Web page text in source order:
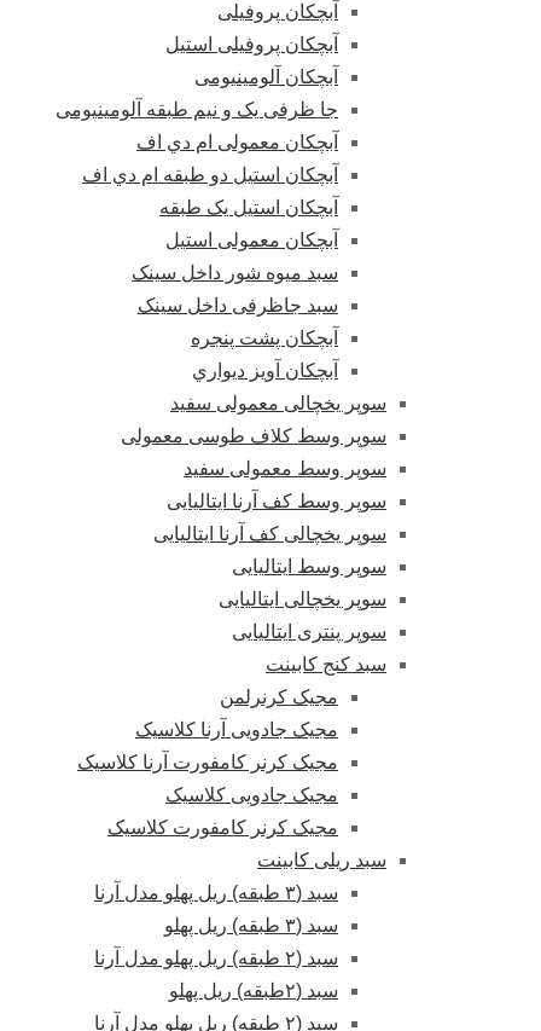
آبچکان پروفیلی
آبچکان پروفیلی استیل
آبچکان آلومینیومی
جا ظرفی یک و نیم طبقه آلومینیومی
آبچکان معمولی ام دي اف
آبچکان استیل دو طبقه ام دي اف
آبچکان استیل یک طبقه
آبچکان معمولی استیل
سبد میوه شور داخل سینک
سبد جاظرفی داخل سینک
آبچکان پشت پنجره
آبچکان آویز دیواري
سوپر یخچالی معمولی سفید
سوپر وسط کلاف طوسی معمولی
سوپر وسط معمولی سفید
سوپر وسط کف آرنا ایتالیایی
سوپر یخچالی کف آرنا ایتالیایی
سوپر وسط ایتالیایی
سوپر یخچالی ایتالیایی
سوپر پنتری ایتالیایی
سبد کنج کابینت
مجیک کرنرلمن
مجیک جادویی آرنا کلاسیک
مجیک کرنر کامفورت آرنا کلاسیک
مجیک جادویی کلاسیک
مجیک کرنر کامفورت کلاسیک
سبد ریلی کابینت
سبد (۳ طبقه) ریل پهلو مدل آرنا
سبد (۳ طبقه) ریل پهلو
سبد (۲ طبقه) ریل پهلو مدل آرنا
سبد (۲طبقه) ریل پهلو
سبد (۲ طبقه) ریل پهلو مدل آرنا